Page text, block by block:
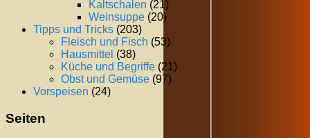
Kaltschalen (21)
Weinsuppe (20)
Tipps und Tricks (203)
Fleisch und Fisch (53)
Hausmittel (38)
Küche und Begriffe (21)
Obst und Gemüse (97)
Vorspeisen (24)
Seiten